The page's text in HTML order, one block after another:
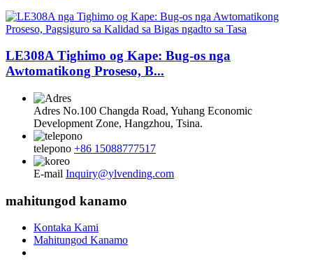
LE308A Tighimo og Kape: Bug-os nga
Awtomatikong Proseso, B...
Adres No.100 Changda Road, Yuhang Economic
Development Zone, Hangzhou, Tsina.
telepono +86 15088777517
E-mail Inquiry@ylvending.com
mahitungod kanamo
Kontaka Kami
Mahitungod Kanamo